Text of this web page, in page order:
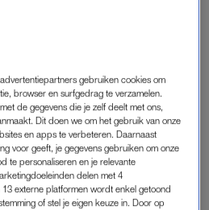
oudere vrouw. Ze is opgenomen
gedurende enkele dagen is
een poging het tij te keren. Toen
was ze duidelijk tegen me:
enige zoon en schoondochter
en we zijn gestopt met
ook niet toen we aangaven dat
situatie binnen een halfuur
advertentiepartners gebruiken cookies om
browser en surfgedrag te verzamelen.
de gegevens die je zelf deelt met ons,
Dit doen we om het gebruik van onze
en apps te verbeteren. Daarnaast
voor geeft, je gegevens gebruiken om onze
te personaliseren en je relevante
delen met 4
externe platformen wordt enkel getoond
of stel je eigen keuze in. Door op